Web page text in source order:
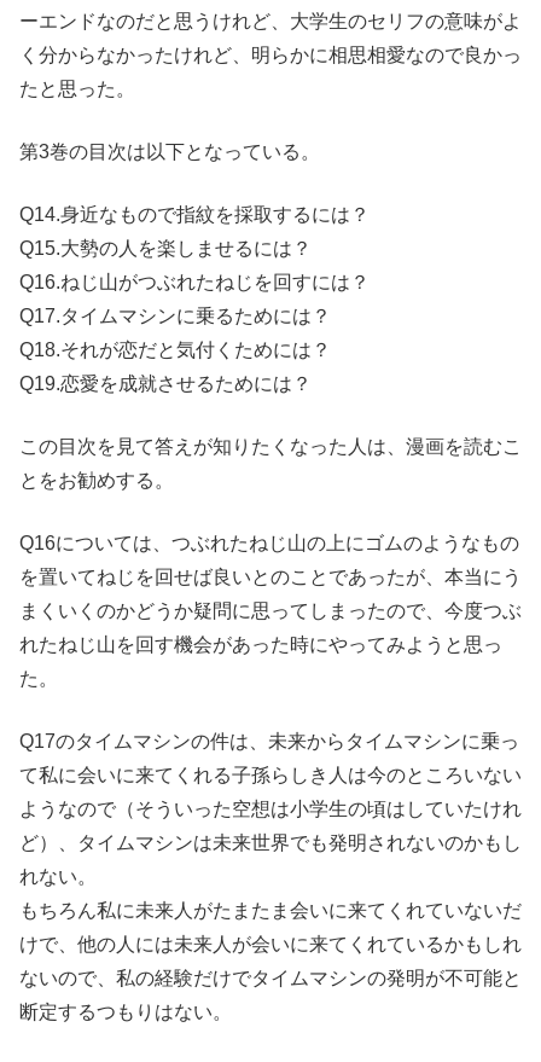
ーエンドなのだと思うけれど、大学生のセリフの意味がよ
く分からなかったけれど、明らかに相思相愛なので良かっ
たと思った。
第3巻の目次は以下となっている。
Q14.身近なもので指紋を採取するには？
Q15.大勢の人を楽しませるには？
Q16.ねじ山がつぶれたねじを回すには？
Q17.タイムマシンに乗るためには？
Q18.それが恋だと気付くためには？
Q19.恋愛を成就させるためには？
この目次を見て答えが知りたくなった人は、漫画を読むこ
とをお勧めする。
Q16については、つぶれたねじ山の上にゴムのようなもの
を置いてねじを回せば良いとのことであったが、本当にう
まくいくのかどうか疑問に思ってしまったので、今度つぶ
れたねじ山を回す機会があった時にやってみようと思っ
た。
Q17のタイムマシンの件は、未来からタイムマシンに乗っ
て私に会いに来てくれる子孫らしき人は今のところいない
ようなので（そういった空想は小学生の頃はしていたけれ
ど）、タイムマシンは未来世界でも発明されないのかもし
れない。
もちろん私に未来人がたまたま会いに来てくれていないだ
けで、他の人には未来人が会いに来てくれているかもしれ
ないので、私の経験だけでタイムマシンの発明が不可能と
断定するつもりはない。